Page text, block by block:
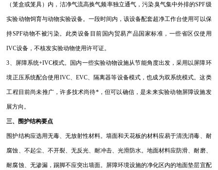
（笼盒或笼具）内，洁净气流高换气频率独立通气，污染臭气集中外排的SPF级
实验动物饲育与动物实验设备。一段时间内，该设备配套超净工作台使用可以保
持SPF动物不被污染。此类设备目前国内贸易产品国家标准，一些省区仅使用
IVC设备，不核发实验动物使用许可证。
3、屏障系统+IVC模式。国内一些实验动物设施从节能角度出发，采用以屏障环
境正压系统配合使用IVC、EVC、隔离器等设备模式，也成为双系统模式。这类
工程目前尚未推广，许多技术尚待*，但可以确信，是未来实验动物屏障设施发
展方向。
三、围护结构要点
围护结构应选用无毒、无放射性材料。墙面和天花板的材料应易于清洗消毒、耐
腐蚀、不起尘、不开裂、无反光、耐冲击、光滑防水。地面材料应防滑、耐磨、
耐腐蚀、无渗漏，踢脚不应突出墙面。屏障环境设施的净化区内的地面垫层宜配